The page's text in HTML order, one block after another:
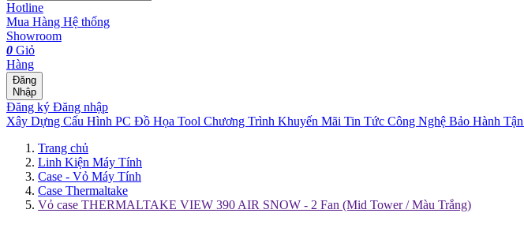
Hotline
Mua Hàng Hệ thống
Showroom
0 Giỏ
Hàng
Đăng
Nhập
Đăng ký Đăng nhập
Xây Dựng Cấu Hình PC Đồ Họa Tool Chương Trình Khuyến Mãi Tin Tức Công Nghệ Bảo Hành
Trang chủ
Linh Kiện Máy Tính
Case - Vỏ Máy Tính
Case Thermaltake
Vỏ case THERMALTAKE VIEW 390 AIR SNOW - 2 Fan (Mid Tower / Màu Trắng)